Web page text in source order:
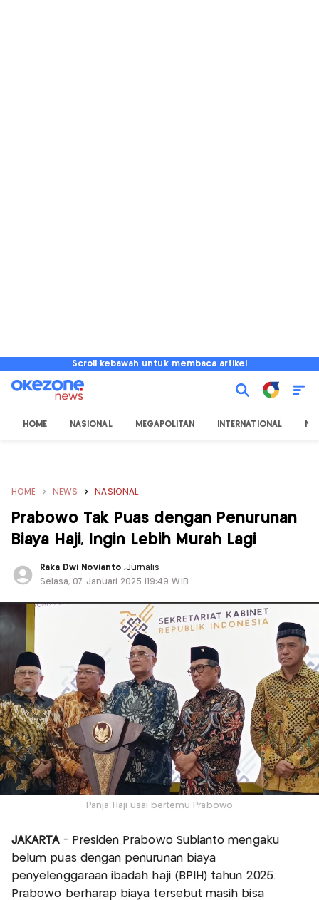
Scroll kebawah untuk membaca artikel
HOME NASIONAL MEGAPOLITAN INTERNATIONAL
HOME NEWS NASIONAL
Prabowo Tak Puas dengan Penurunan
Biaya Haji, Ingin Lebih Murah Lagi
Raka Dwi Novianto ,Jurnalis
Selasa, 07 Januari 2025 |19:49 WIB
Panja Haji usai bertemu Prabowo
JAKARTA- Presiden Prabowo Subianto mengaku
belum puas dengan penurunan biaya
penyelenggaraan ibadah haji (BPIH) tahun 2025.
Prabowo berharap biaya tersebut masih bisa